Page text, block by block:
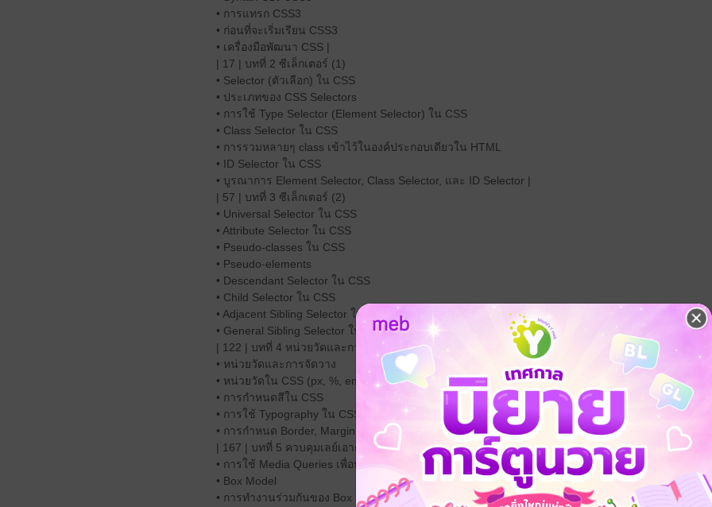
• การแทรก CSS3
• ก่อนที่จะเริ่มเรียน CSS3
• เครื่องมือพัฒนา CSS |
| 17 | บทที่ 2 ซีเล็กเตอร์ (1)
• Selector (ตัวเลือก) ใน CSS
• ประเภทของ CSS Selectors
• การใช้ Type Selector (Element Selector) ใน CSS
• Class Selector ใน CSS
• การรวมหลายๆ class เข้าไว้ในองค์ประกอบเดียวใน HTML
• ID Selector ใน CSS
• บูรณาการ Element Selector, Class Selector, และ ID Selector |
| 57 | บทที่ 3 ซีเล็กเตอร์ (2)
• Universal Selector ใน CSS
• Attribute Selector ใน CSS
• Pseudo-classes ใน CSS
• Pseudo-elements
• Descendant Selector ใน CSS
• Child Selector ใน CSS
• Adjacent Sibling Selector ใน CSS
• General Sibling Selector ใน CSS |
| 122 | บทที่ 4 หน่วยวัดและการจัดวาง
• หน่วยวัดและการจัดวาง
• หน่วยวัดใน CSS (px, %, em, rem, vh, vw) คืออะไร?
• การกำหนดสีใน CSS
• การใช้ Typography ใน CSS
• การกำหนด Border, Margin, Padding ใน CSS |
| 167 | บทที่ 5 ควบคุมเลย์เอาต์และการจัดวางองค์ประกอบ (1)
• การใช้ Media Queries เพื่อทำ Responsive Design
• Box Model
• การทำงานร่วมกันของ Box Model